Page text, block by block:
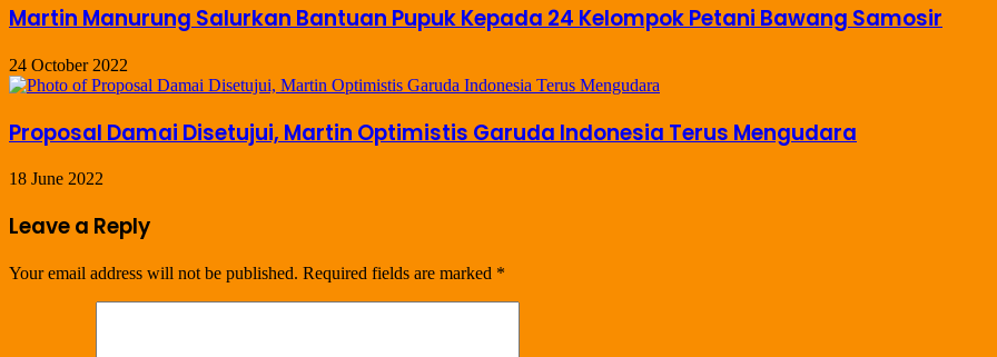
Martin Manurung Salurkan Bantuan Pupuk Kepada 24 Kelompok Petani Bawang Samosir
24 October 2022
Proposal Damai Disetujui, Martin Optimistis Garuda Indonesia Terus Mengudara
18 June 2022
Leave a Reply
Your email address will not be published. Required fields are marked *